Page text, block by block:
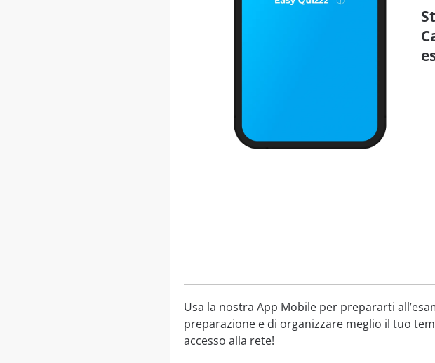
Usa la nostra App Mobile per prepararti
preparazione e di organizzare meglio il tuo
accesso alla rete!